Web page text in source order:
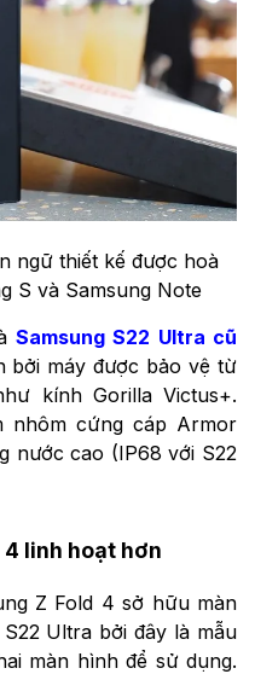
ngữ thiết kế được hoà
S và Samsung Note
Samsung S22 Ultra cũ
bởi máy được bảo vệ từ
kính Gorilla Victus+.
nhôm cứng cáp Armor
nước cao (IP68 với S22
4 linh hoạt hơn
Z Fold 4 sở hữu màn
Ultra bởi đây là mẫu
màn hình để sử dụng.